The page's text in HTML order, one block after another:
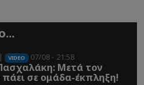
| VIDEO 07/08 - 21:58
Μετά τον
σε ομάδα-έκπληξη!